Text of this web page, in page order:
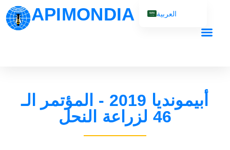
APIMONDIA
أبيمونديا 2019 - المؤتمر الـ
46 لزراعة النحل
العربية
Русский